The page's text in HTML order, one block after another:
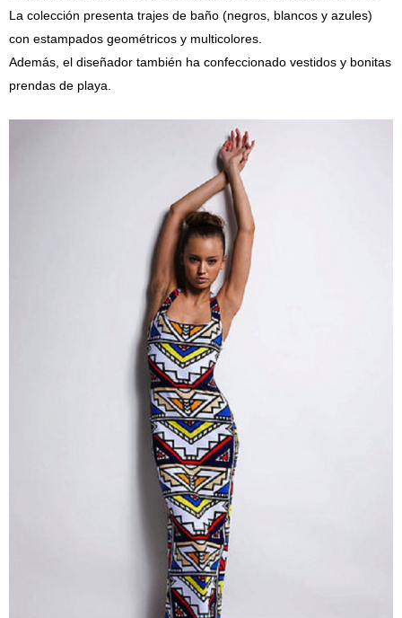
La colección presenta trajes de baño (negros, blancos y azules)
con estampados geométricos y multicolores.
Además, el diseñador también ha confeccionado vestidos y bonitas
prendas de playa.